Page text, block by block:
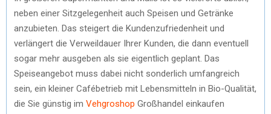
neben einer Sitzgelegenheit auch Speisen und Getränke
anzubieten. Das steigert die Kundenzufriedenheit und
verlängert die Verweildauer Ihrer Kunden, die dann eventuell
sogar mehr ausgeben als sie eigentlich geplant. Das
Speiseangebot muss dabei nicht sonderlich umfangreich
sein, ein kleiner Cafébetrieb mit Lebensmitteln in Bio-Qualität,
die Sie günstig im Vehgroshop Großhandel einkaufen